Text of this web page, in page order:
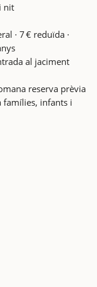
nit
· 7 € reduïda ·
al jaciment
reserva prèvia
famílies, infants i